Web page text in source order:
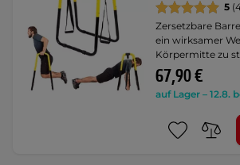
5
Zersetzbare
ein wirksamer
Körpermitte zu
67,90 €
auf Lager – 12.8.